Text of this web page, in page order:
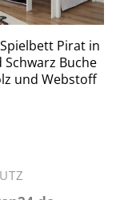
Pirat in
Schwarz Buche
und Webstoff